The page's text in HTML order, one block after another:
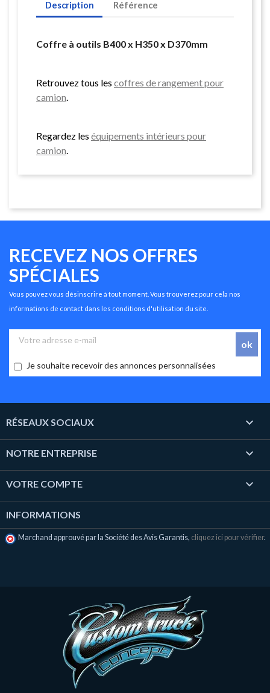
Description Référence
Coffre à outils B400 x H350 x D370mm
Retrouvez tous les coffres de rangement pour
camion.
Regardez les équipements intérieurs pour
camion.
RECEVEZ NOS OFFRES
SPÉCIALES
Vous pouvez vous désinscrire à tout moment. Vous trouverez pour cela nos
informations de contact dans les conditions d'utilisation du site.
Je souhaite recevoir des annonces personnalisées
RÉSEAUX SOCIAUX 
NOTRE ENTREPRISE 
VOTRE COMPTE 
INFORMATIONS
Marchand approuvé par la Société des Avis Garantis, cliquez ici pour vérifier.